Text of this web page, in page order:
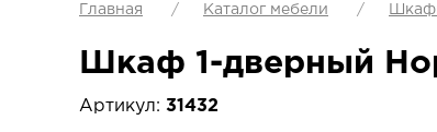
Главная Каталог мебели
Шкаф 1-дверный
Артикул: 31432